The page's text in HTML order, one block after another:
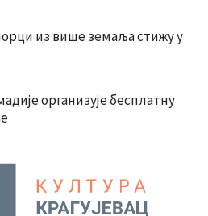
из више земаља стижу у
организује бесплатну